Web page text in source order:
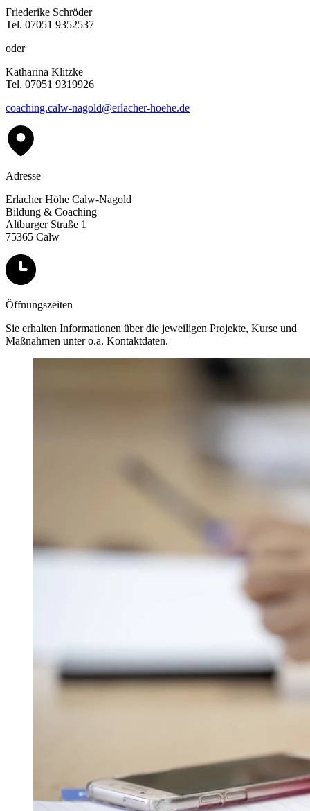
Friederike Schröder
Tel. 07051 9352537
oder
Katharina Klitzke
Tel. 07051 9319926
coaching.calw-nagold@erlacher-hoehe.de
Adresse
Erlacher Höhe Calw-Nagold
Bildung & Coaching
Altburger Straße 1
75365 Calw
Öffnungszeiten
Sie erhalten Informationen über die jeweiligen Projekte, Kurse und
Maßnahmen unter o.a. Kontaktdaten.